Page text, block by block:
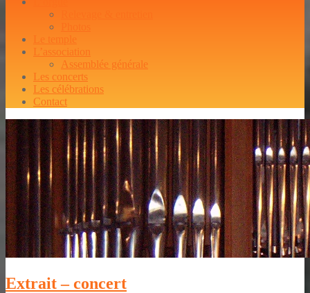
Le temple
L’association
Assemblée générale
Les concerts
Les célébrations
Contact
Extrait – concert